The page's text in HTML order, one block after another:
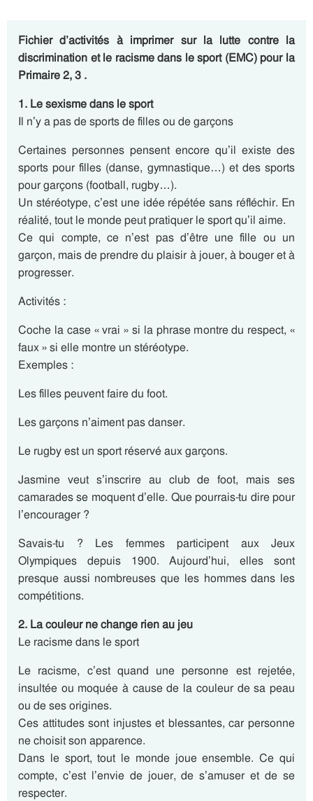
Fichier d’activités à imprimer sur la lutte contre la
discrimination et le racisme dans le sport (EMC) pour la
Primaire 2, 3 .
1. Le sexisme dans le sport
Il n’y a pas de sports de filles ou de garçons
Certaines personnes pensent encore qu’il existe des
sports pour filles (danse, gymnastique…) et des sports
pour garçons (football, rugby…).
Un stéréotype, c’est une idée répétée sans réfléchir. En
réalité, tout le monde peut pratiquer le sport qu’il aime.
Ce qui compte, ce n’est pas d’être une fille ou un
garçon, mais de prendre du plaisir à jouer, à bouger et à
progresser.
Activités :
Coche la case « vrai » si la phrase montre du respect, «
faux » si elle montre un stéréotype.
Exemples :
Les filles peuvent faire du foot.
Les garçons n’aiment pas danser.
Le rugby est un sport réservé aux garçons.
Jasmine veut s’inscrire au club de foot, mais ses
camarades se moquent d’elle. Que pourrais-tu dire pour
l’encourager ?
Savais-tu ? Les femmes participent aux Jeux
Olympiques depuis 1900. Aujourd’hui, elles sont
presque aussi nombreuses que les hommes dans les
compétitions.
2. La couleur ne change rien au jeu
Le racisme dans le sport
Le racisme, c’est quand une personne est rejetée,
insultée ou moquée à cause de la couleur de sa peau
ou de ses origines.
Ces attitudes sont injustes et blessantes, car personne
ne choisit son apparence.
Dans le sport, tout le monde joue ensemble. Ce qui
compte, c’est l’envie de jouer, de s’amuser et de se
respecter.